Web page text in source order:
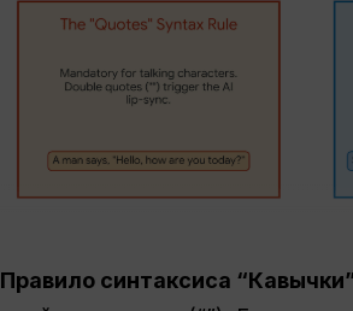
Правило синтаксиса